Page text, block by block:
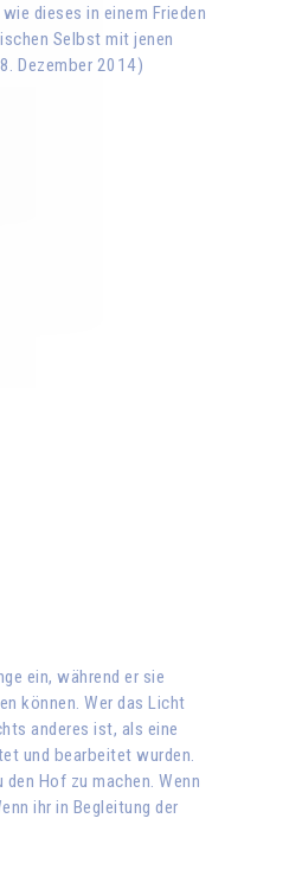
dieses in einem Frieden
Selbst mit jenen
Dezember 2014)
ein, während er sie
können. Wer das Licht
anderes ist, als eine
und bearbeitet wurden.
Hof zu machen. Wenn
ihr in Begleitung der